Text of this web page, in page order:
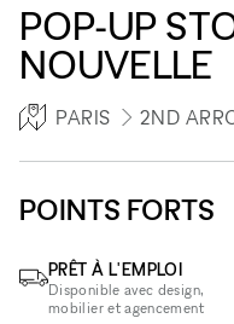
POP-UP
NOUVELLE
PARIS 2ND
POINTS FORTS
PRÊT À L'EMPLOI
Disponible avec design,
mobilier et agencement